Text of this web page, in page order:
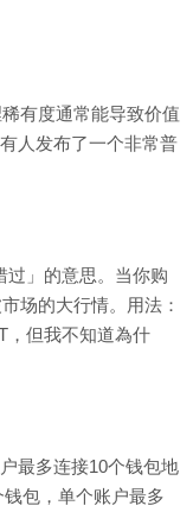
有度通常能导致价值
人发布了一个非常普
过」的意思。当你购
场的大行情。用法：
，但我不知道為什
最多连接10个钱包地
包，单个账户最多